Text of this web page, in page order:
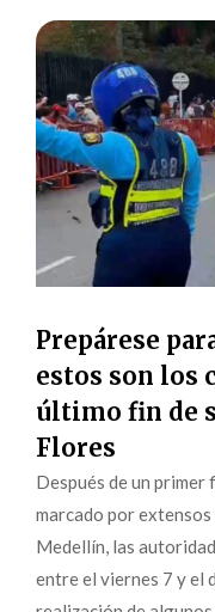
Prepárese
estos son los
último fin de
Flores
Después de un primer
marcado por
Medellín, las
entre el viernes 7 y el